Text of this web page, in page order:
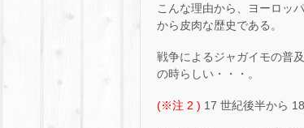
こんな理由から、ヨーロッ
から皮肉な歴史である。
戦争によるジャガイモの普
の時らしい・・・。
(※注 2 ) 17 世紀後半から